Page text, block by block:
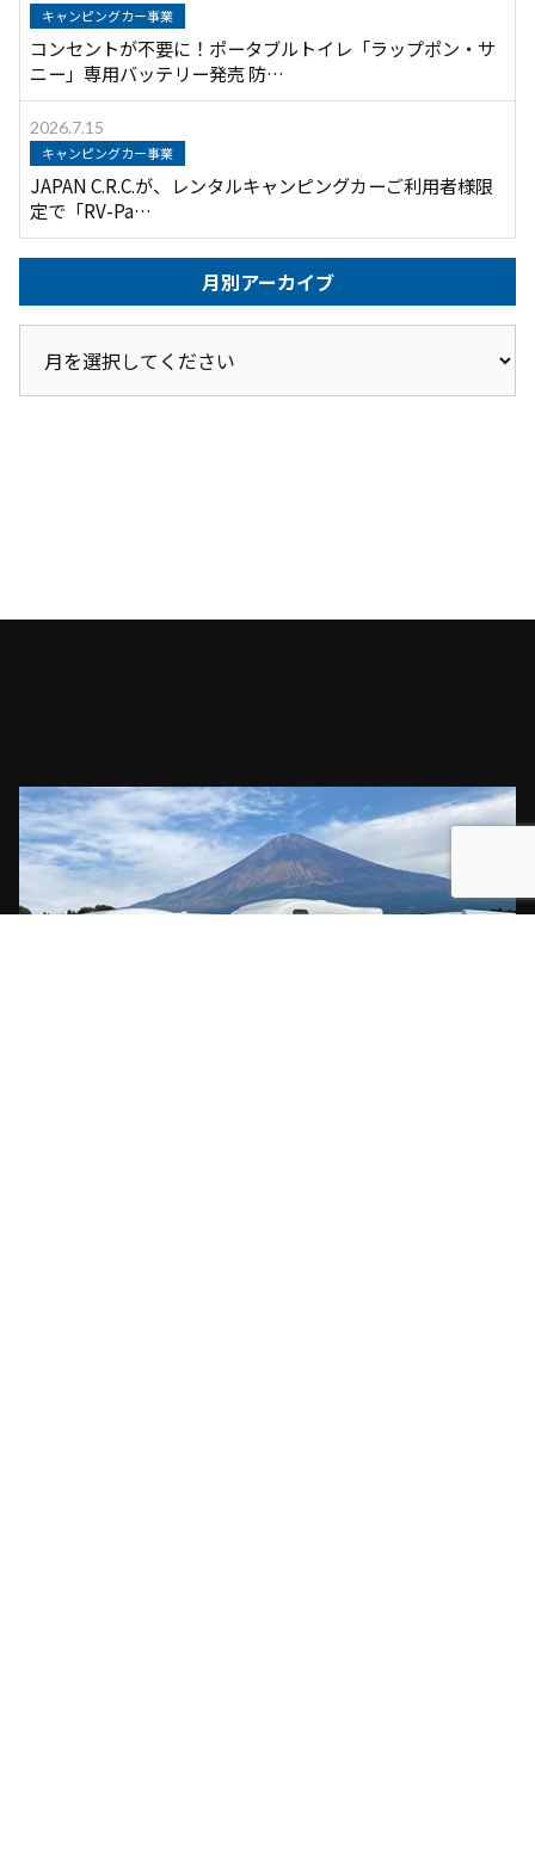
キャンピングカー事業
コンセントが不要に！ポータブルトイレ「ラップポン・サ
ニー」専用バッテリー発売 防…
2026.7.15
キャンピングカー事業
JAPAN C.R.C.が、レンタルキャンピングカーご利用者様限
定で「RV-Pa…
月別アーカイブ